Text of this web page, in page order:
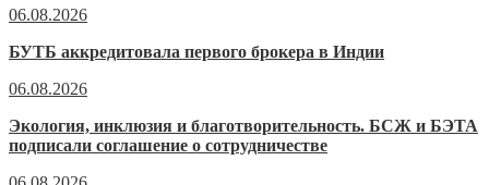
06.08.2026
БУТБ аккредитовала первого брокера в Индии
06.08.2026
Экология, инклюзия и благотворительность. БСЖ и БЭТА
подписали соглашение о сотрудничестве